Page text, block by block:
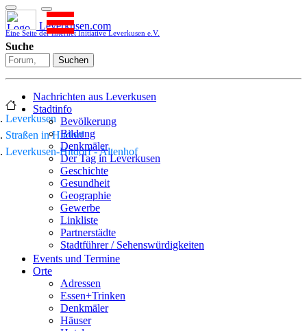
Leverkusen.com
Eine Seite der Internet Initiative Leverkusen e.V.
Suche
Suchen
Nachrichten aus Leverkusen
Stadtinfo
Bevölkerung
Bildung
Denkmäler
Der Tag in Leverkusen
Geschichte
Gesundheit
Geographie
Gewerbe
Linkliste
Partnerstädte
Stadtführer / Sehenswürdigkeiten
Stadtplan
Sport
Who is who
Wohnen
Events und Termine
Orte
Adressen
Essen+Trinken
Denkmäler
Häuser
Leverkusen
Straßen in Hitdorf
Leverkusen-Hitdorf - Altenhof